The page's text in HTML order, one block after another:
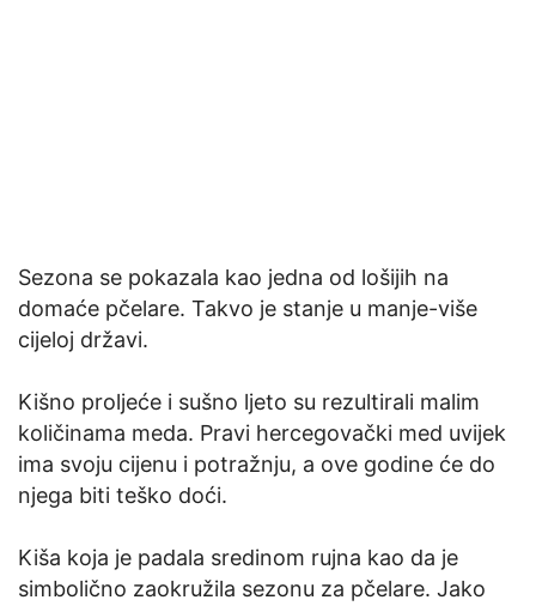
Sezona se pokazala kao jedna od lošijih na
domaće pčelare. Takvo je stanje u manje-više
cijeloj državi.
Kišno proljeće i sušno ljeto su rezultirali malim
količinama meda. Pravi hercegovački med uvijek
ima svoju cijenu i potražnju, a ove godine će do
njega biti teško doći.
Kiša koja je padala sredinom rujna kao da je
simbolično zaokružila sezonu za pčelare. Jako